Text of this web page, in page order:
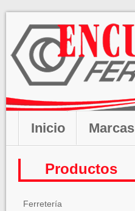
Inicio Marcas
Productos
Ferretería